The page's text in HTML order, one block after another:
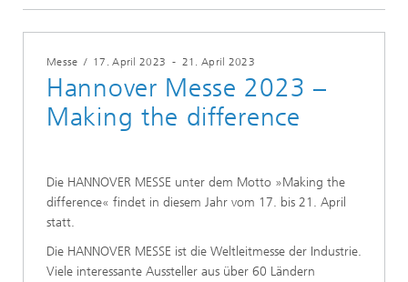
Messe / 17. April 2023 - 21. April 2023
Hannover Messe 2023 –
Making the difference
Die HANNOVER MESSE unter dem Motto »Making the
difference« findet in diesem Jahr vom 17. bis 21. April
statt.
Die HANNOVER MESSE ist die Weltleitmesse der Industrie.
Viele interessante Aussteller aus über 60 Ländern